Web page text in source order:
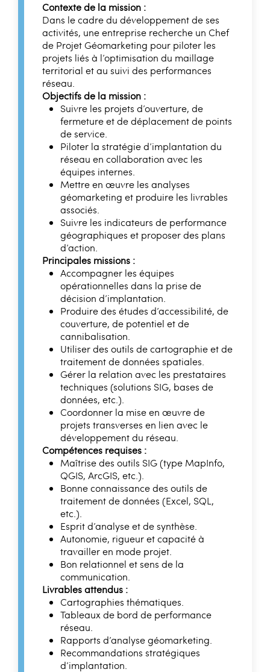
Contexte de la mission :
Dans le cadre du développement de ses
activités, une entreprise recherche un Chef
de Projet Géomarketing pour piloter les
projets liés à l’optimisation du maillage
territorial et au suivi des performances
réseau.
Objectifs de la mission :
Suivre les projets d’ouverture, de
fermeture et de déplacement de points
de service.
Piloter la stratégie d’implantation du
réseau en collaboration avec les
équipes internes.
Mettre en œuvre les analyses
géomarketing et produire les livrables
associés.
Suivre les indicateurs de performance
géographiques et proposer des plans
d’action.
Principales missions :
Accompagner les équipes
opérationnelles dans la prise de
décision d’implantation.
Produire des études d’accessibilité, de
couverture, de potentiel et de
cannibalisation.
Utiliser des outils de cartographie et de
traitement de données spatiales.
Gérer la relation avec les prestataires
techniques (solutions SIG, bases de
données, etc.).
Coordonner la mise en œuvre de
projets transverses en lien avec le
développement du réseau.
Compétences requises :
Maîtrise des outils SIG (type MapInfo,
QGIS, ArcGIS, etc.).
Bonne connaissance des outils de
traitement de données (Excel, SQL,
etc.).
Esprit d’analyse et de synthèse.
Autonomie, rigueur et capacité à
travailler en mode projet.
Bon relationnel et sens de la
communication.
Livrables attendus :
Cartographies thématiques.
Tableaux de bord de performance
réseau.
Rapports d’analyse géomarketing.
Recommandations stratégiques
d’implantation.